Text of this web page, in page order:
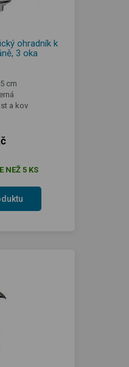
ohradník k
3 oka
cm
a kov
NEŽ 5 KS